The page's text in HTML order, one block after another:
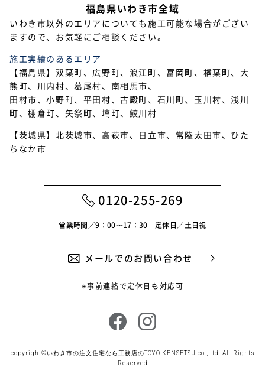
2021年9月
2021年8月
2021年6月
2021年5月
2021年4月
2021年2月
2021年1月
福島県いわき市全域
いわき市以外のエリアについても施工可能な場合がござい
ますので、お気軽にご相談ください。
施工実績のあるエリア
【福島県】双葉町、広野町、浪江町、富岡町、楢葉町、大
熊町、川内村、葛尾村、南相馬市、
田村市、小野町、平田村、古殿町、石川町、玉川村、浅川
町、棚倉町、矢祭町、塙町、鮫川村
【茨城県】北茨城市、高萩市、日立市、常陸太田市、ひた
ちなか市
0120-255-269
営業時間／9：00〜17：30 定休日／土日祝
メールでのお問い合わせ
※事前連絡で定休日も対応可
copyright©いわき市の注文住宅なら工務店のTOYO KENSETSU co.,Ltd. All Rights
Reserved